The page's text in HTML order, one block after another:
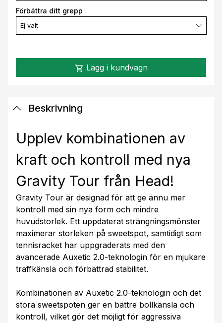
Förbättra ditt grepp
Ej valt
shopping_cart Lägg i kundvagn
Beskrivning
Upplev kombinationen av
kraft och kontroll med nya
Gravity Tour från Head!
Gravity Tour är designad för att ge ännu mer
kontroll med sin nya form och mindre
huvudstorlek. Ett uppdaterat strängningsmönster
maximerar storleken på sweetspot, samtidigt som
tennisracket har uppgraderats med den
avancerade Auxetic 2.0-teknologin för en mjukare
träffkänsla och förbättrad stabilitet.
Kombinationen av Auxetic 2.0-teknologin och det
stora sweetspoten ger en bättre bollkänsla och
kontroll, vilket gör det möjligt för aggressiva